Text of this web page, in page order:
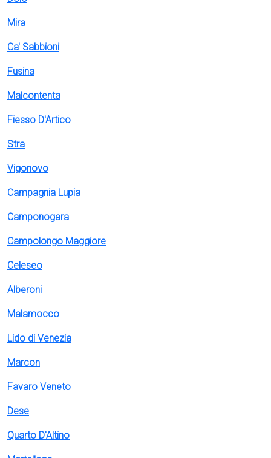
Mira
Ca' Sabbioni
Fusina
Malcontenta
Fiesso D'Artico
Stra
Vigonovo
Campagnia Lupia
Camponogara
Campolongo Maggiore
Celeseo
Alberoni
Malamocco
Lido di Venezia
Marcon
Favaro Veneto
Dese
Quarto D'Altino